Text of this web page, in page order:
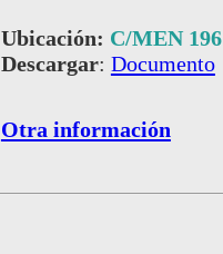
Ubicación: C/MEN
Descargar: Documento
Otra información